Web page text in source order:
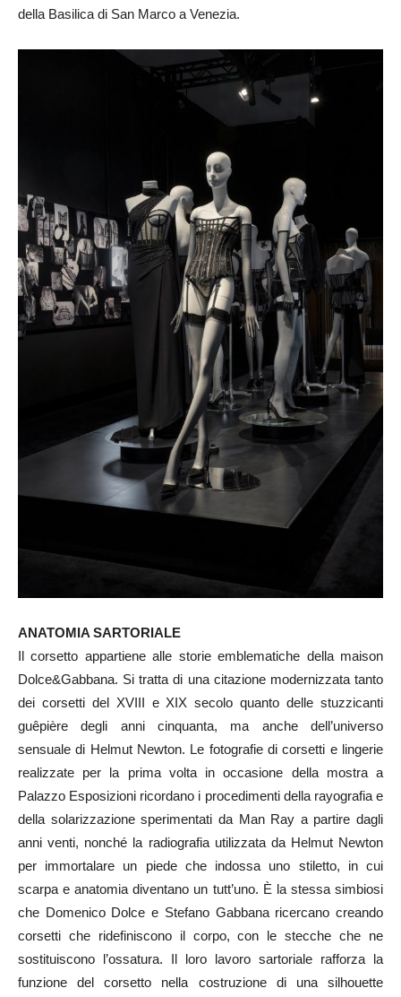
della Basilica di San Marco a Venezia.
ANATOMIA SARTORIALE
Il corsetto appartiene alle storie emblematiche della maison
Dolce&Gabbana. Si tratta di una citazione modernizzata tanto
dei corsetti del XVIII e XIX secolo quanto delle stuzzicanti
guêpière degli anni cinquanta, ma anche dell’universo
sensuale di Helmut Newton. Le fotografie di corsetti e lingerie
realizzate per la prima volta in occasione della mostra a
Palazzo Esposizioni ricordano i procedimenti della rayografia e
della solarizzazione sperimentati da Man Ray a partire dagli
anni venti, nonché la radiografia utilizzata da Helmut Newton
per immortalare un piede che indossa uno stiletto, in cui
scarpa e anatomia diventano un tutt’uno. È la stessa simbiosi
che Domenico Dolce e Stefano Gabbana ricercano creando
corsetti che ridefiniscono il corpo, con le stecche che ne
sostituiscono l’ossatura. Il loro lavoro sartoriale rafforza la
funzione del corsetto nella costruzione di una silhouette